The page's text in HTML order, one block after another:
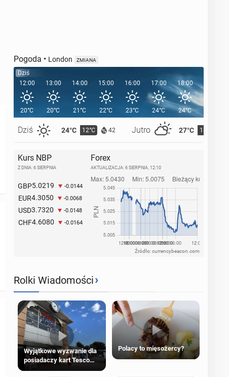
Pogoda • London ZMIANA
Dziś
12:00
20°C
Dziś 24°C 12°C 42 Jutro 27°C 13°C
13:00
20°C
14:00
21°C
15:00
22°C
16:00
23°C
17:00
24°C
18:00
24°C
19:00
Kurs NBP
Z DNIA: 6 SIERPNIA
GBP5.0219 -0.0144
EUR4.3050 -0.0068
USD3.7320 -0.0148
CHF4.6080 -0.0164
Forex
AKTUALIZACJA: 6 SIERPNIA, 12:10
Źródło: currencybeacon.com
Rolki Wiadomości›
Wyjątkowe wyzwanie dla
posiadaczy kart Tesco
Clubcard!
Polacy to mięsożercy?